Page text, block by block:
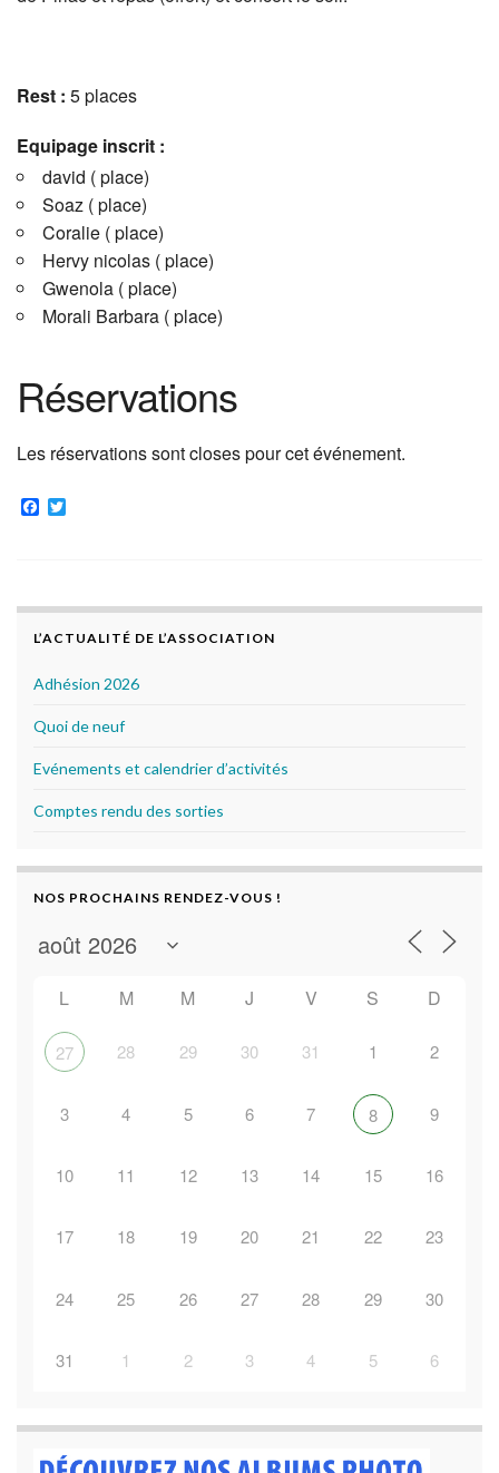
Rest : 5 places
Equipage inscrit :
david ( place)
Soaz ( place)
Coralie ( place)
Hervy nicolas ( place)
Gwenola ( place)
Morali Barbara ( place)
Réservations
Les réservations sont closes pour cet événement.
F
o
k
r
L’ACTUALITÉ DE L’ASSOCIATION
Adhésion 2026
Quoi de neuf
Evénements et calendrier d’activités
Comptes rendu des sorties
NOS PROCHAINS RENDEZ-VOUS !
L M M J V S D
27 28 29 30 31 1 2
3 4 5 6 7 8 9
10 11 12 13 14 15 16
17 18 19 20 21 22 23
24 25 26 27 28 29 30
31 1 2 3 4 5 6